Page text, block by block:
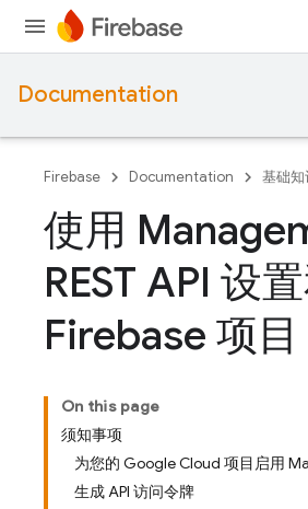
Documentation
Firebase Documentation 基础知
使用
REST API 设
Firebase 项目
On this page
须知事项
为您的 Google Cloud 项目启用
生成 API 访问令牌